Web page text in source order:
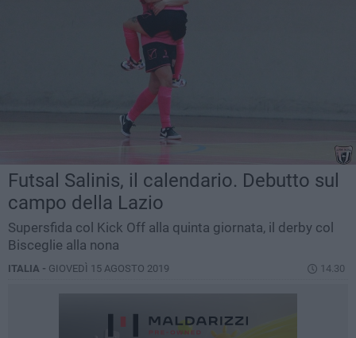
Futsal Salinis, il calendario. Debutto sul
campo della Lazio
Supersfida col Kick Off alla quinta giornata, il derby col
Bisceglie alla nona
ITALIA - GIOVEDÌ 15 AGOSTO 2019 14.30